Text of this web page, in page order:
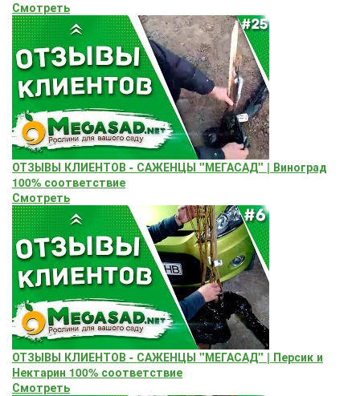
Смотреть
ОТЗЫВЫ КЛИЕНТОВ - САЖЕНЦЫ "МЕГАСАД" | Виноград
100% соответствие
Смотреть
ОТЗЫВЫ КЛИЕНТОВ - САЖЕНЦЫ "МЕГАСАД" | Персик и
Нектарин 100% соответствие
Смотреть